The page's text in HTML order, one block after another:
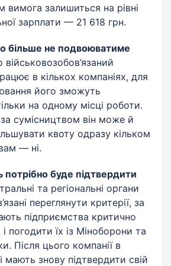
вимога залишиться на рівні
зарплати — 21 618 грн.
більше не подвоюватиме
в кількох компаніях, для
його зможуть
на одному місці роботи.
сумісництвом він може й
квоту одразу кільком
— ні.
потрібно буде підтвердити
та регіональні органи
переглянути критерії, за
підприємства критично
погодити їх із Міноборони та
Після цього компанії в
мають знову підтвердити свій